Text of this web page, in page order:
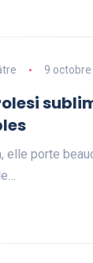
9
elle porte